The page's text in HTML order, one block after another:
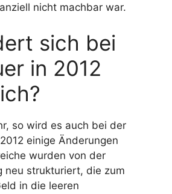
nicht machbar war.
sich bei
in 2012
so wird es auch bei der
einige Änderungen
wurden von der
neu strukturiert, die zum
in die leeren